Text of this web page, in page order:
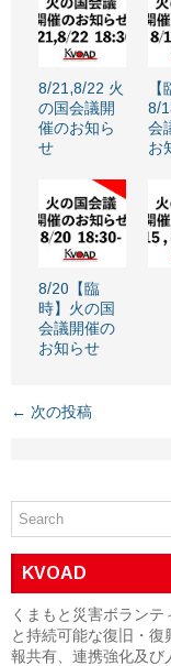
8/21,8/22 火
の国会議開
催のお知ら
せ
【
8/
会
お
8/20【臨
時】火の国
会議開催の
お知らせ
← 次の投稿
KVOAD
くまもと災害ボラン
と持続可能な復旧・
報共有、連携強化及び